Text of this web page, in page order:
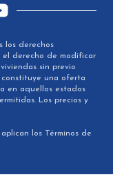
los derechos
el derecho de modificar
sin previo
una oferta
en aquellos estados
Los precios y
los Términos de